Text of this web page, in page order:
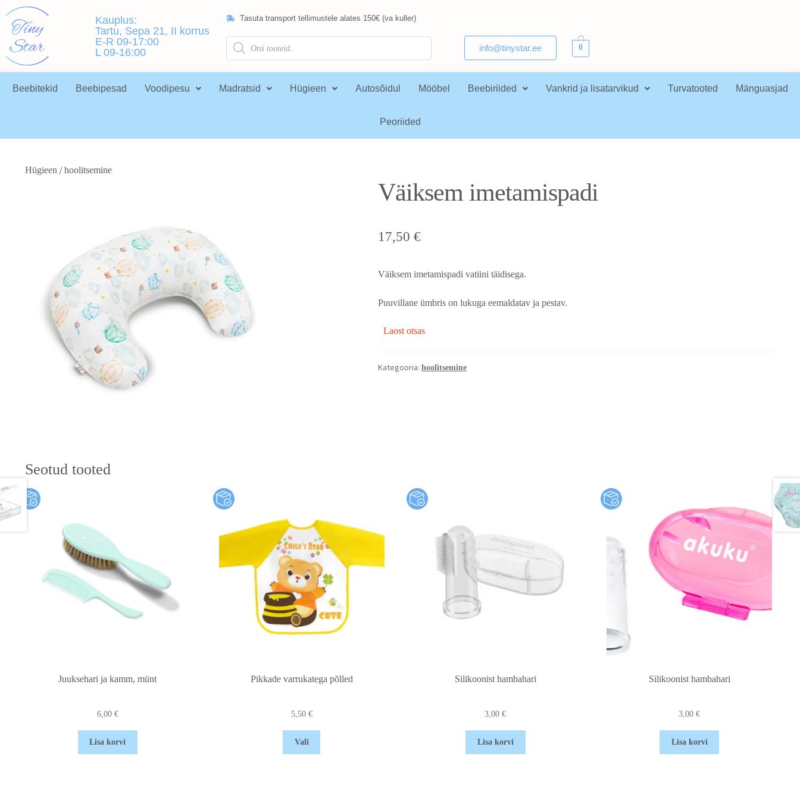
Kauplus:
Tartu, Sepa 21, II korrus
E-R 09-17:00
L 09-16:00
Tasuta transport tellimustele alates 150€ (va kuller)
info@tinystar.ee 0
Beebitekid Beebipesad Voodipesu Madratsid Hügieen Autosõidul Mööbel Beebiriided Vankrid ja lisatarvikud Turvatooted Mänguasjad
Peoriided
Hügieen/hoolitsemine
Väiksem imetamispadi
17,50 €
Väiksem imetamispadi vatiini täidisega.
Puuvillane ümbris on lukuga eemaldatav ja pestav.
Laost otsas
Kategooria: hoolitsemine
Seotud tooted
Juuksehari ja kamm, münt
6,00 €
Lisa korvi
Pikkade varrukatega põlled
5,50 €
Vali
Silikoonist hambahari
3,00€
Lisa korvi
Silikoonist hambahari
3,00€
Lisa korvi